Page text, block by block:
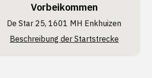
Vorbeikommen
De Star 25, 1601 MH Enkhuizen
Beschreibung der Startstrecke